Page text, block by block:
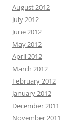
August 2012
July 2012
June 2012
May 2012
April 2012
March 2012
February 2012
January 2012
December 2011
November 2011